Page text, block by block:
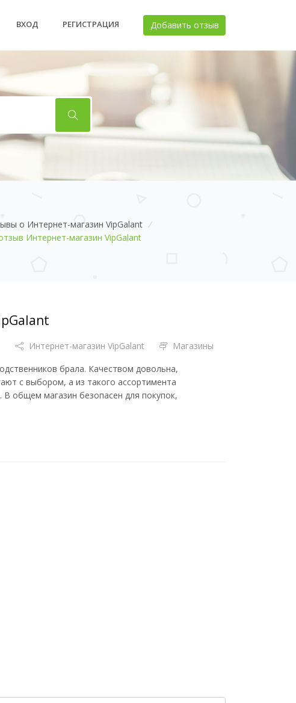
ВХОД РЕГИСТРАЦИЯ Добавить отзыв
о Интернет-магазин VipGalant /
Интернет-магазин VipGalant
Интернет-магазин VipGalant Магазины
брала. Качеством довольна,
с выбором, а из такого ассортимента
В общем магазин безопасен для покупок,